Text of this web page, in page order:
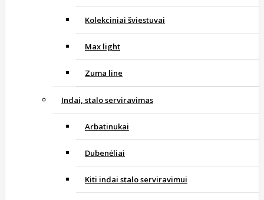
Kolekciniai šviestuvai
Max light
Zuma line
Indai, stalo serviravimas
Arbatinukai
Dubenėliai
Kiti indai stalo serviravimui